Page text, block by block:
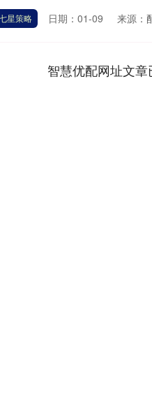
星策略 日期：01-09 来源：
智慧优配网址文